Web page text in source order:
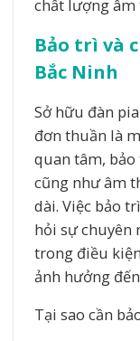
chất lượng âm
Bảo trì và
Bắc Ninh
Sở hữu đàn
đơn thuần là
quan tâm,
cũng như âm
dài. Việc bảo
hỏi sự chuyên
trong điều
ảnh hưởng
Tại sao cần